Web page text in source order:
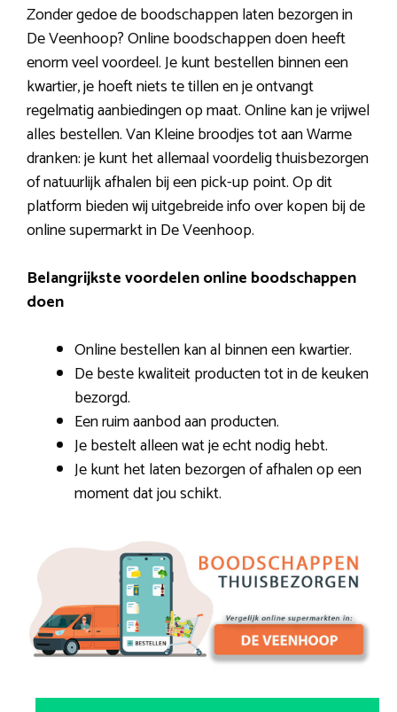
Zonder gedoe de boodschappen laten bezorgen in
De Veenhoop? Online boodschappen doen heeft
enorm veel voordeel. Je kunt bestellen binnen een
kwartier, je hoeft niets te tillen en je ontvangt
regelmatig aanbiedingen op maat. Online kan je vrijwel
alles bestellen. Van Kleine broodjes tot aan Warme
dranken: je kunt het allemaal voordelig thuisbezorgen
of natuurlijk afhalen bij een pick-up point. Op dit
platform bieden wij uitgebreide info over kopen bij de
online supermarkt in De Veenhoop.
Belangrijkste voordelen online boodschappen
doen
Online bestellen kan al binnen een kwartier.
De beste kwaliteit producten tot in de keuken
bezorgd.
Een ruim aanbod aan producten.
Je bestelt alleen wat je echt nodig hebt.
Je kunt het laten bezorgen of afhalen op een
moment dat jou schikt.